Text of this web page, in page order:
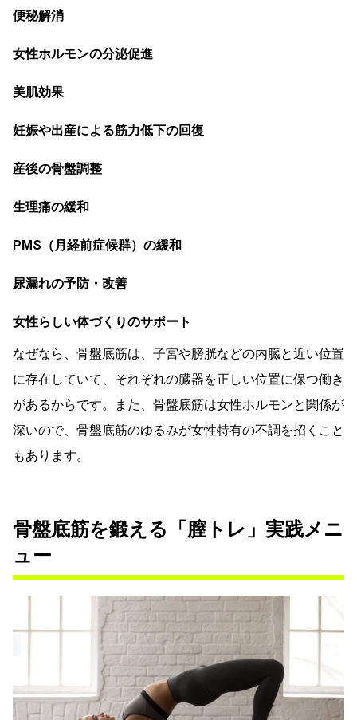
便秘解消
女性ホルモンの分泌促進
美肌効果
妊娠や出産による筋力低下の回復
産後の骨盤調整
生理痛の緩和
PMS（月経前症候群）の緩和
尿漏れの予防・改善
女性らしい体づくりのサポート
なぜなら、骨盤底筋は、子宮や膀胱などの内臓と近い位置
に存在していて、それぞれの臓器を正しい位置に保つ働き
があるからです。また、骨盤底筋は女性ホルモンと関係が
深いので、骨盤底筋のゆるみが女性特有の不調を招くこと
もあります。
骨盤底筋を鍛える「膣トレ」実践メニ
ュー